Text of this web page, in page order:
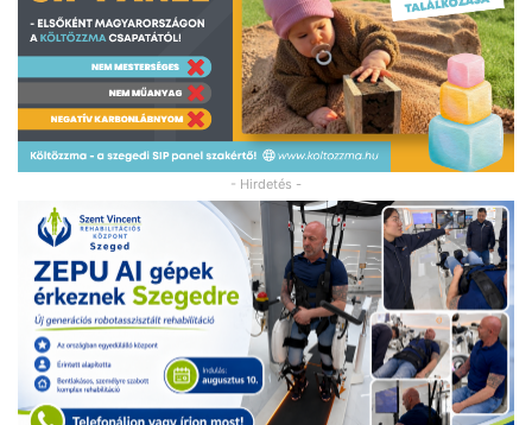
- Hirdetés -